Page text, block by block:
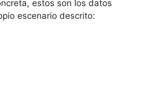
estos son los datos
escenario descrito: